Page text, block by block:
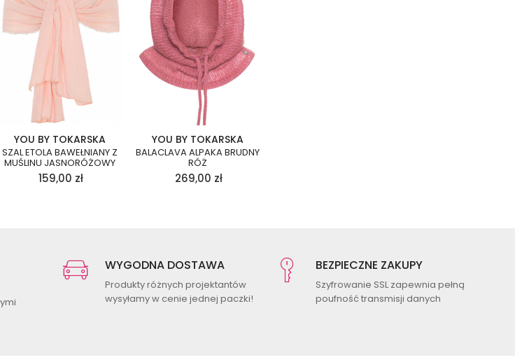
YOU BY TOKARSKA
SZAL ETOLA BAWEŁNIANY Z
MUŚLINU JASNORÓŻOWY
159,00 zł
YOU BY TOKARSKA
BALACLAVA ALPAKA BRUDNY
RÓŻ
269,00 zł
WYGODNA DOSTAWA
Produkty różnych projektantów
wysyłamy w cenie jednej paczki!
BEZPIECZNE ZAKUPY
Szyfrowanie SSL zapewnia pełną
poufność transmisji danych